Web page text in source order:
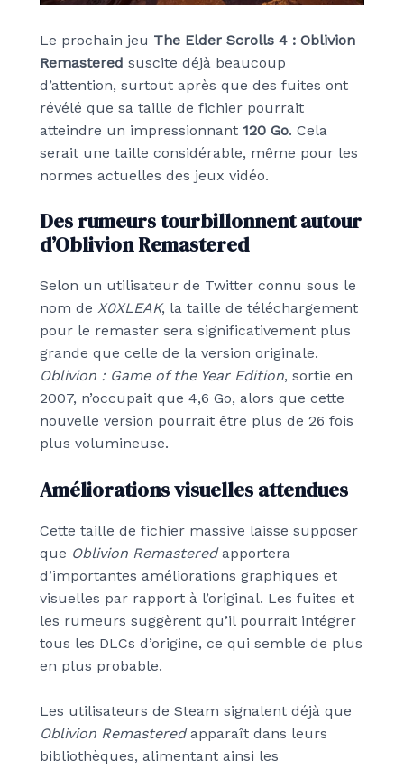
Le prochain jeu The Elder Scrolls 4 : Oblivion
Remastered suscite déjà beaucoup
d’attention, surtout après que des fuites ont
révélé que sa taille de fichier pourrait
atteindre un impressionnant 120 Go. Cela
serait une taille considérable, même pour les
normes actuelles des jeux vidéo.
Des rumeurs tourbillonnent autour
d’Oblivion Remastered
Selon un utilisateur de Twitter connu sous le
nom de X0XLEAK, la taille de téléchargement
pour le remaster sera significativement plus
grande que celle de la version originale.
Oblivion : Game of the Year Edition, sortie en
2007, n’occupait que 4,6 Go, alors que cette
nouvelle version pourrait être plus de 26 fois
plus volumineuse.
Améliorations visuelles attendues
Cette taille de fichier massive laisse supposer
que Oblivion Remasteredapportera
d’importantes améliorations graphiques et
visuelles par rapport à l’original. Les fuites et
les rumeurs suggèrent qu’il pourrait intégrer
tous les DLCs d’origine, ce qui semble de plus
en plus probable.
Les utilisateurs de Steam signalent déjà que
Oblivion Remasteredapparaît dans leurs
bibliothèques, alimentant ainsi les